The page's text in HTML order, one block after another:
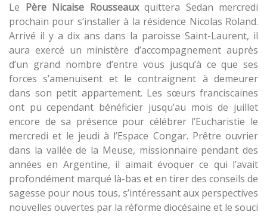
Le Père Nicaise Rousseauxquittera Sedan mercredi
prochain pour s’installer à la résidence Nicolas Roland.
Arrivé il y a dix ans dans la paroisse Saint-Laurent, il
aura exercé un ministère d’accompagnement auprès
d’un grand nombre d’entre vous jusqu’à ce que ses
forces s’amenuisent et le contraignent à demeurer
dans son petit appartement. Les sœurs franciscaines
ont pu cependant bénéficier jusqu’au mois de juillet
encore de sa présence pour célébrer l’Eucharistie le
mercredi et le jeudi à l’Espace Congar. Prêtre ouvrier
dans la vallée de la Meuse, missionnaire pendant des
années en Argentine, il aimait évoquer ce qui l’avait
profondément marqué là-bas et en tirer des conseils de
sagesse pour nous tous, s’intéressant aux perspectives
nouvelles ouvertes par la réforme diocésaine et le souci